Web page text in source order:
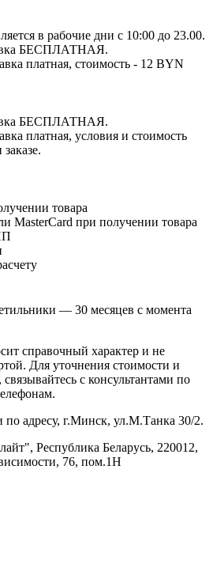
в рабочие дни с 10:00 до 23.00.
БЕСПЛАТНАЯ.
платная, стоимость - 12 BYN
БЕСПЛАТНАЯ.
платная, условия и стоимость
товара
MasterCard при получении товара
— 30 месяцев с момента
справочный характер и не
Для уточнения стоимости и
с консультантами по
адресу, г.Минск, ул.М.Танка 30/2.
Республика Беларусь, 220012,
76, пом.1Н